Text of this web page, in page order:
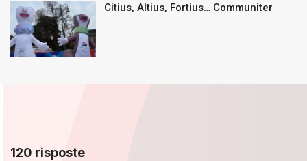
Citius, Altius, Fortius… Communiter
120 risposte